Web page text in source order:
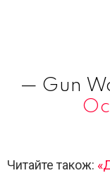
— Gun
Читайте також: